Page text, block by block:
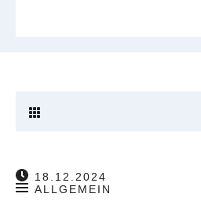
18.12.2024
ALLGEMEIN